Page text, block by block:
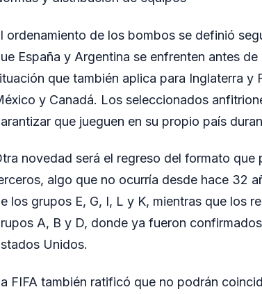
ordenamiento de los bombos se definió
España y Argentina se enfrenten antes
que también aplica para Inglaterra
y Canadá. Los seleccionados
que jueguen en su propio país
novedad será el regreso del formato
algo que no ocurría desde hace 32
los grupos E, G, I, L y K, mientras que los
A, B y D, donde ya fueron
Unidos.
FIFA también ratificó que no podrán